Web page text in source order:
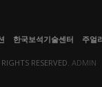
한국보석기술센터 주얼
RESERVED. ADMIN